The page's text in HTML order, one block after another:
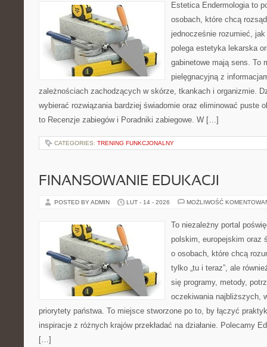
Estetica Endermologia to
osobach, które chcą
jednocześnie rozumieć,
polega estetyka lekarska
gabinetowe mają sens. To
pielęgnacyjną z
zależnościach zachodzących w skórze, tkankach i organizmie.
wybierać rozwiązania bardziej świadomie oraz eliminować puste
to Recenzje zabiegów i Poradniki zabiegowe. W […]
CATEGORIES: TRENING FUNKCJONALNY
FINANSOWANIE EDUKACJI
POSTED BY ADMIN LUT - 14 - 2026 MOŻLIWOŚĆ
To niezależny portal
polskim, europejskim oraz
o osobach, które chcą
tylko „tu i teraz”, ale
się programy, metody,
oczekiwania najbliższych,
priorytety państwa. To miejsce stworzone po to, by łączyć
inspiracje z różnych krajów przekładać na działanie. Polecamy
[…]